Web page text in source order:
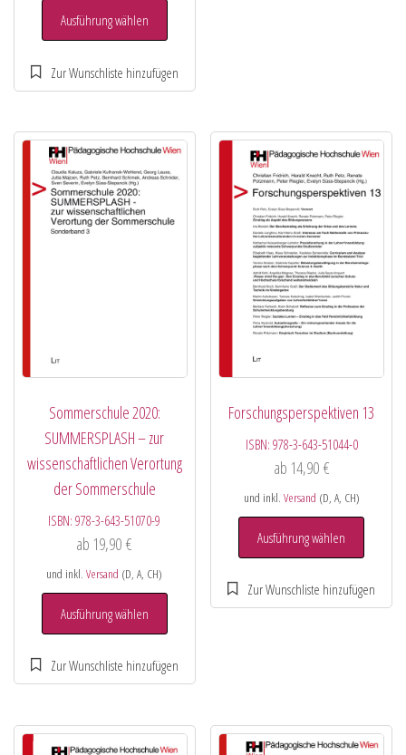
Ausführung wählen
Sommerschule 2020:
SUMMERSPLASH – zur
wissenschaftlichen Verortung
der Sommerschule
ISBN:978-3-643-51070-9
ab 19,90€
und inkl.Versand (D, A, CH)
Ausführung wählen
Forschungsperspektiven 13
ISBN: 978-3-643-51044-0
ab 14,90 €
und inkl. Versand (D, A, CH)
Ausführung wählen